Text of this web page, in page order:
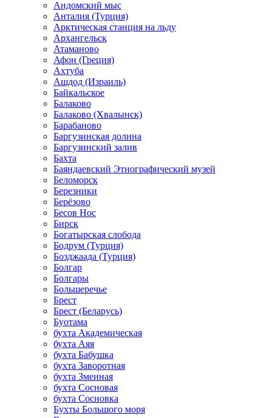
Андомский мыс
Анталия (Турция)
Арктическая станция на льду
Архангельск
Атаманово
Афон (Греция)
Ахтуба
Ашдод (Израиль)
Байкальское
Балаково
Балаково (Хвалынск)
Барабаново
Баргузинская долина
Баргузинский залив
Бахта
Баяндаевский Этнографический музей
Беломорск
Березники
Берёзово
Бесов Нос
Бирск
Богатырская слобода
Бодрум (Турция)
Бозджаада (Турция)
Болгар
Болгары
Большеречье
Брест
Брест (Беларусь)
Буотама
бухта Академическая
бухта Аяя
бухта Бабушка
бухта Заворотная
бухта Змеиная
бухта Сосновая
бухта Сосновка
Бухты Большого моря